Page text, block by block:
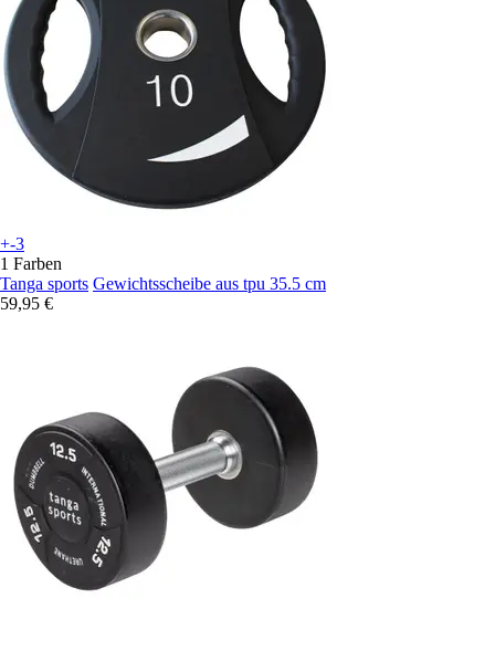
+-3
1 Farben
Tanga sports Gewichtsscheibe aus tpu 35.5 cm
59,95 €